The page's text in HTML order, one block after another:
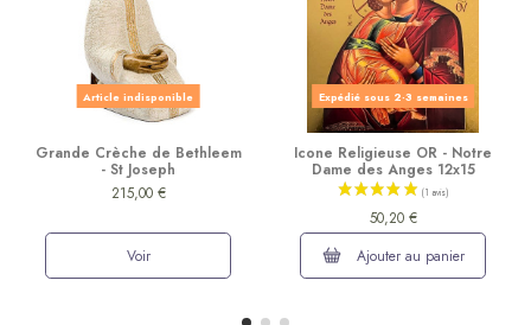
Article indisponible
Grande Crèche de Bethleem
- St Joseph
215,00 €
Voir
Expédié sous 2-3 semaines
Icone Religieuse OR - Notre
Dame des Anges 12x15
50,20 €
Ajouter au panier